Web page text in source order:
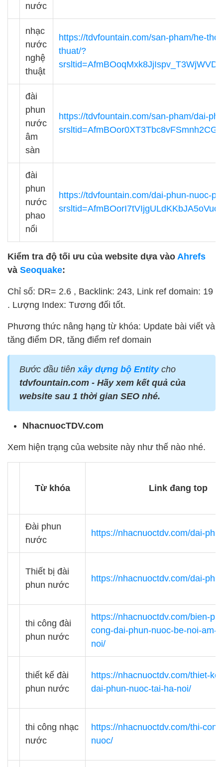
nước
nhạc
nước
nghệ
thuật
https://tdvfountain.com/san-pham/he-
thuat/?
đài
phun
nước
âm
sàn
https://tdvfountain.com/san-pham/dai-
đài
phun
nước
phao
nổi
https://tdvfountain.com/dai-phun-nuoc-
Kiểm tra độ tối ưu của website dựa vào Ahrefs
và Seoquake:
Chỉ số: DR= 2.6 , Backlink: 243, Link ref domain: 19
. Lượng Index: Tương đối tốt.
Phương thức nâng hạng từ khóa: Update bài viết và
tăng điểm DR, tăng điểm ref domain
Bước đầu tiên xây dựng bộ Entitycho
tdvfountain.com - Hãy xem kết quả của
website sau 1 thời gian SEO nhé.
NhacnuocTDV.com
Xem hiện trạng của website này như thế nào nhé.
Từ khóa Link đang top
Đài phun
nước
https://nhacnuoctdv.com/dai-
Thiết bị đài
phun nước
https://nhacnuoctdv.com/dai-
thi công đài
phun nước
https://nhacnuoctdv.com/bien-
cong-dai-phun-nuoc-be-noi-am-
noi/
thiết kế đài
phun nước
https://nhacnuoctdv.com/thiet-
dai-phun-nuoc-tai-ha-noi/
thi công nhạc
nước
https://nhacnuoctdv.com/thi-
nuoc/